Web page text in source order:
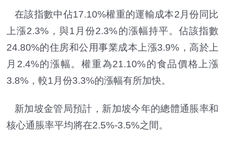
在該指數中佔17.10%權重的運輸成本2月份同比
上漲2.3%，與1月份2.3%的漲幅持平。佔該指數
24.80%的住房和公用事業成本上漲3.9%，高於上
月2.4%的漲幅。權重為21.10%的食品價格上漲
3.8%，較1月份3.3%的漲幅有所加快。
新加坡金管局預計，新加坡今年的總體通脹率和
核心通脹率平均將在2.5%-3.5%之間。